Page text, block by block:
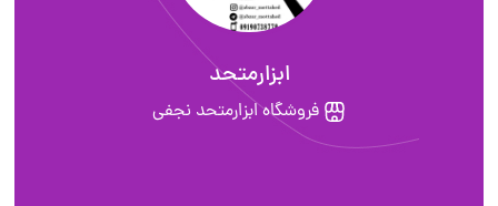
ابزارمتحد
فروشگاه ابزارمتحد نجفی